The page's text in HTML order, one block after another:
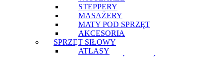
STEPPERY
MASAŻERY
MATY POD SPRZĘT
AKCESORIA
SPRZĘT SIŁOWY
ATLASY